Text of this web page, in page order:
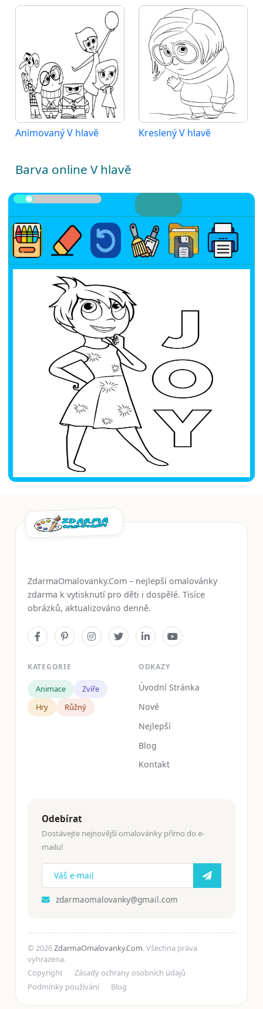
Animovaný V hlavě Kreslený V hlavě
Barva online V hlavě
ZdarmaOmalovanky.Com – nejlepší omalovánky
zdarma k vytisknutí pro děti i dospělé. Tisíce
obrázků, aktualizováno denně.
KATEGORIE
Animace
Zvíře
Hry
Růžný
ODKAZY
Úvodní Stránka
Nové
Nejlepší
Blog
Kontakt
Odebírat
Dostávejte nejnovější omalovánky přímo do e-
mailu!
zdarmaomalovanky@gmail.com
© 2026ZdarmaOmalovanky.Com. Všechna práva
vyhrazena.
Copyright
Zásady ochrany osobních údajů
Podmínky používání
Blog